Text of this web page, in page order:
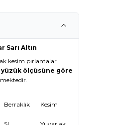
Sarı Altın
kesim pırlantalar
yüzük ölçüsüne göre
Berraklık Kesim